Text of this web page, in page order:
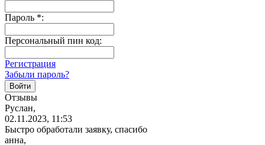
Пароль *:
Персональный пин код:
Регистрация
Забыли пароль?
Отзывы
Руслан,
02.11.2023, 11:53
Быстро обработали заявку, спасибо
анна,